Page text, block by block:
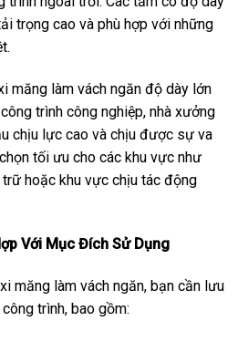
trọng cao và phù hợp với những
măng làm vách ngăn độ dày lớn
trình công nghiệp, nhà xưởng
chịu lực cao và chịu được sự va
tối ưu cho các khu vực như
hoặc khu vực chịu tác động
Với Mục Đích Sử Dụng
măng làm vách ngăn, bạn cần lưu
trình, bao gồm: